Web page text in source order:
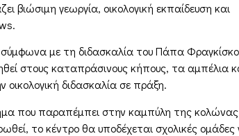
βιώσιμη γεωργία, οικολογική εκπαίδευση και
σύμφωνα με τη διδασκαλία του Πάπα
στους καταπράσινους κήπους, τα αμπέλια
διδασκαλία σε πράξη.
που παραπέμπει στην καμπύλη της
το κέντρο θα υποδέχεται σχολικές ομάδες